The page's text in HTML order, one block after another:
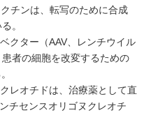
チンは、転写のために合成
。
クター（AAV、レンチウイル
者の細胞を改変するための
レオチドは、治療薬として直
チセンスオリゴヌクレオチ